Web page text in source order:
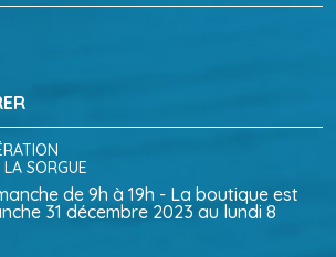
SORGUE
de 9h à 19h - La boutique est
31 décembre 2023 au lundi 8